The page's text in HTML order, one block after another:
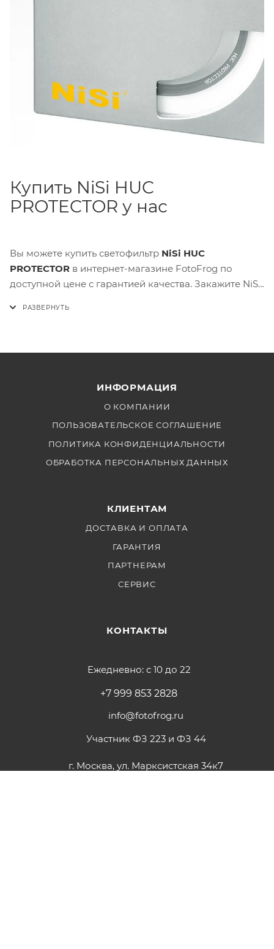
Купить NiSi HUC
PROTECTOR у нас
Вы можете купить светофильтр NiSi HUC
PROTECTOR в интернет-магазине FotoFrog по
доступной цене с гарантией качества. Закажите NiSi
ИНФОРМАЦИЯ
О КОМПАНИИ
ПОЛЬЗОВАТЕЛЬСКОЕ СОГЛАШЕНИЕ
ПОЛИТИКА КОНФИДЕНЦИАЛЬНОСТИ
ОБРАБОТКА ПЕРСОНАЛЬНЫХ ДАННЫХ
КЛИЕНТАМ
ДОСТАВКА И ОПЛАТА
ГАРАНТИЯ
ПАРТНЕРАМ
СЕРВИС
КОНТАКТЫ
Ежедневно: с 10 до 22
+7 999 853 2828
info@fotofrog.ru
Участник ФЗ 223 и ФЗ 44
г. Москва, ул. Марксистская 34к7